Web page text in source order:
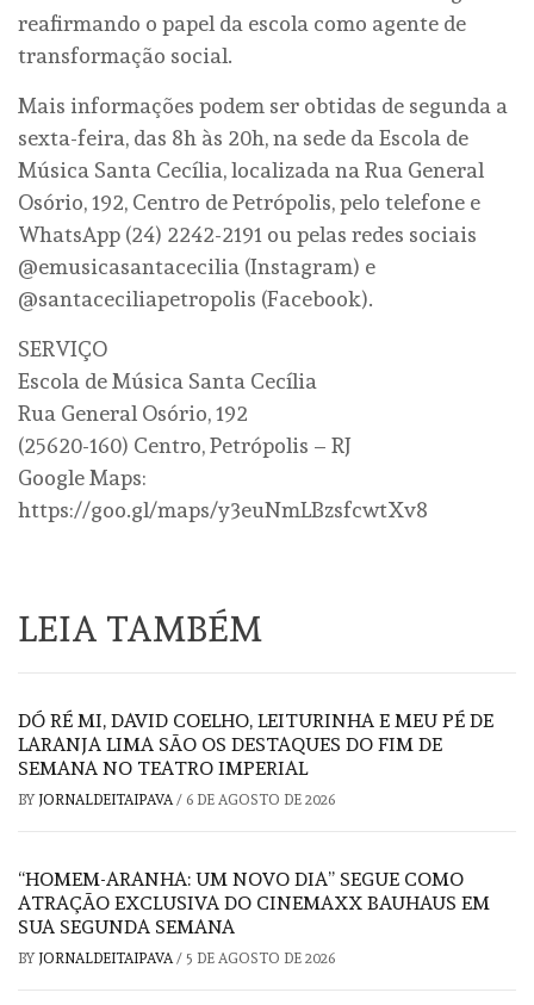
reafirmando o papel da escola como agente de
transformação social.
Mais informações podem ser obtidas de segunda a
sexta-feira, das 8h às 20h, na sede da Escola de
Música Santa Cecília, localizada na Rua General
Osório, 192, Centro de Petrópolis, pelo telefone e
WhatsApp (24) 2242-2191 ou pelas redes sociais
@emusicasantacecilia (Instagram) e
@santaceciliapetropolis (Facebook).
SERVIÇO
Escola de Música Santa Cecília
Rua General Osório, 192
(25620-160) Centro, Petrópolis – RJ
Google Maps:
https://goo.gl/maps/y3euNmLBzsfcwtXv8
LEIA TAMBÉM
DÓ RÉ MI, DAVID COELHO, LEITURINHA E MEU PÉ DE
LARANJA LIMA SÃO OS DESTAQUES DO FIM DE
SEMANA NO TEATRO IMPERIAL
BY JORNALDEITAIPAVA / 6 DE AGOSTO DE 2026
“HOMEM-ARANHA: UM NOVO DIA” SEGUE COMO
ATRAÇÃO EXCLUSIVA DO CINEMAXX BAUHAUS EM
SUA SEGUNDA SEMANA
BY JORNALDEITAIPAVA / 5 DE AGOSTO DE 2026